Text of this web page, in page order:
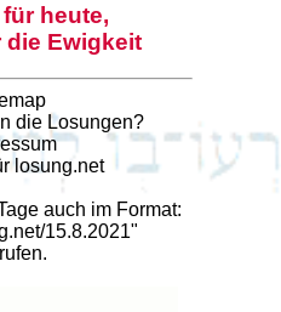
heute,
Ewigkeit
die Losungen?
losung.net
auch im Format:
15.8.2021"